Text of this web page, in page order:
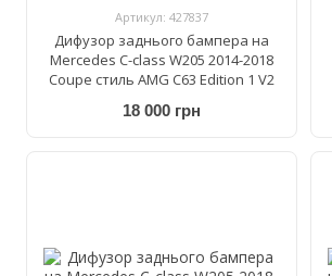
Артикул: 427837
Дифузор заднього бампера на
Mercedes C-class W205 2014-2018
Coupe стиль AMG C63 Edition 1 V2
18 000 грн